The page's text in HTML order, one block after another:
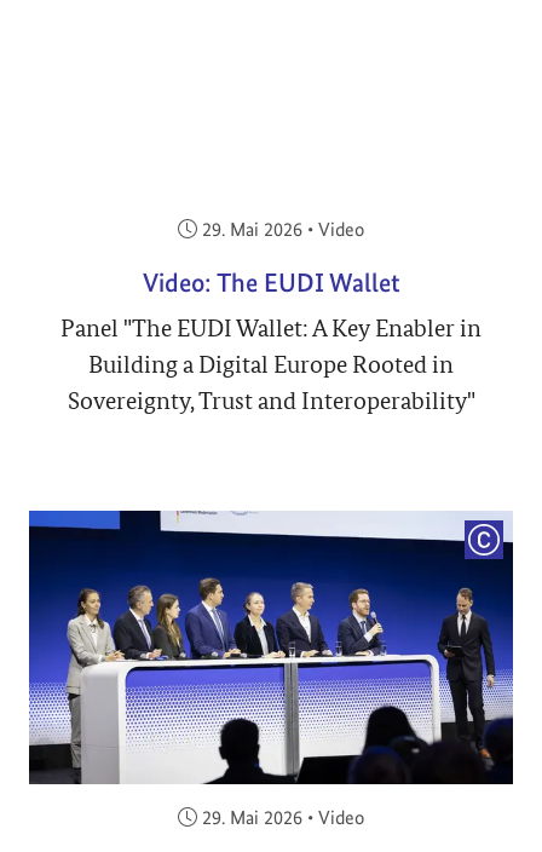
Veröffentlicht am:
29. Mai 2026 • Video
Video: The EUDI Wallet
Panel "The EUDI Wallet: A Key Enabler in
Building a Digital Europe Rooted in
Sovereignty, Trust and Interoperability"
Veröffentlicht am:
29. Mai 2026 • Video